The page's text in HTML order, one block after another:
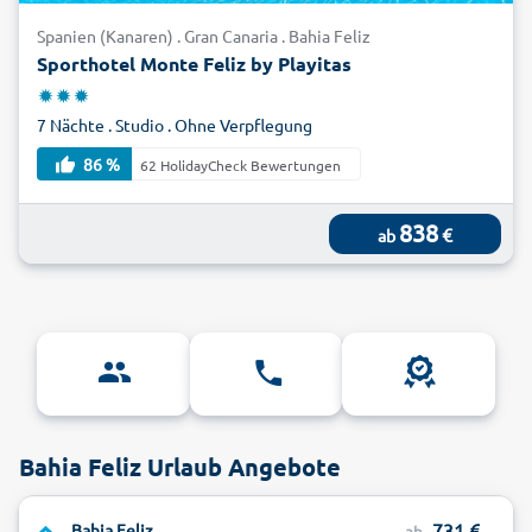
Spanien (Kanaren) . Gran Canaria . Bahia Feliz
Sporthotel Monte Feliz by Playitas
7 Nächte . Studio . Ohne Verpflegung
86 %
62 HolidayCheck Bewertungen
ab 838€
Bahia Feliz Urlaub Angebote